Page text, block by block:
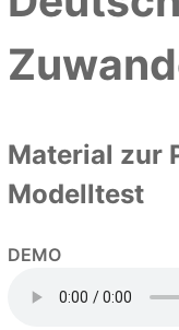
Material zur
Modelltest
DEMO